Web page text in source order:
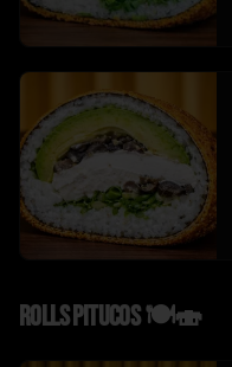
Rolls Pitucos 🍽️🍣